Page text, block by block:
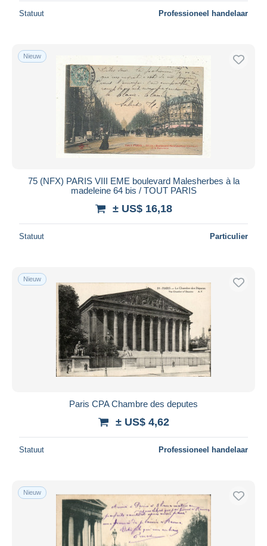
Statuut Professioneel handelaar
Nieuw
75 (NFX) PARIS VIII EME boulevard Malesherbes à la
madeleine 64 bis / TOUT PARIS
± US$ 16,18
Statuut Particulier
Nieuw
Paris CPA Chambre des deputes
± US$ 4,62
Statuut Professioneel handelaar
Nieuw